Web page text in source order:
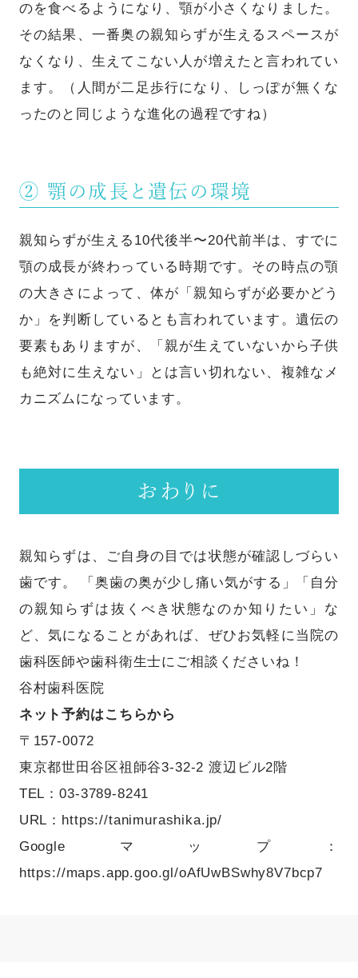
のを食べるようになり、顎が小さくなりました。
その結果、一番奥の親知らずが生えるスペースが
なくなり、生えてこない人が増えたと言われてい
ます。（人間が二足歩行になり、しっぽが無くな
ったのと同じような進化の過程ですね）
② 顎の成長と遺伝の環境
親知らずが生える10代後半〜20代前半は、すでに
顎の成長が終わっている時期です。その時点の顎
の大きさによって、体が「親知らずが必要かどう
か」を判断しているとも言われています。遺伝の
要素もありますが、「親が生えていないから子供
も絶対に生えない」とは言い切れない、複雑なメ
カニズムになっています。
おわりに
親知らずは、ご自身の目では状態が確認しづらい
歯です。 「奥歯の奥が少し痛い気がする」「自分
の親知らずは抜くべき状態なのか知りたい」な
ど、気になることがあれば、ぜひお気軽に当院の
歯科医師や歯科衛生士にご相談くださいね！
谷村歯科医院
ネット予約はこちらから
〒157-0072
東京都世田谷区祖師谷3-32-2 渡辺ビル2階
TEL：03-3789-8241
URL： https://tanimurashika.jp/
Googleマップ：
https://maps.app.goo.gl/oAfUwBSwhy8V7bcp7